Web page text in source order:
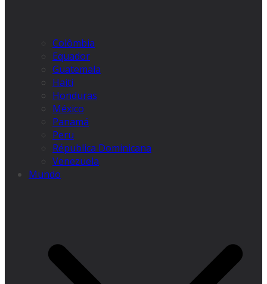
Colômbia
Equador
Guatemala
Haiti
Honduras
México
Panamá
Peru
Républica Dominicana
Venezuela
Mundo